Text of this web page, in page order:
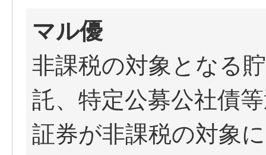
マル優
非課税の対象となる
託、特定公募公社債
証券が非課税の対象